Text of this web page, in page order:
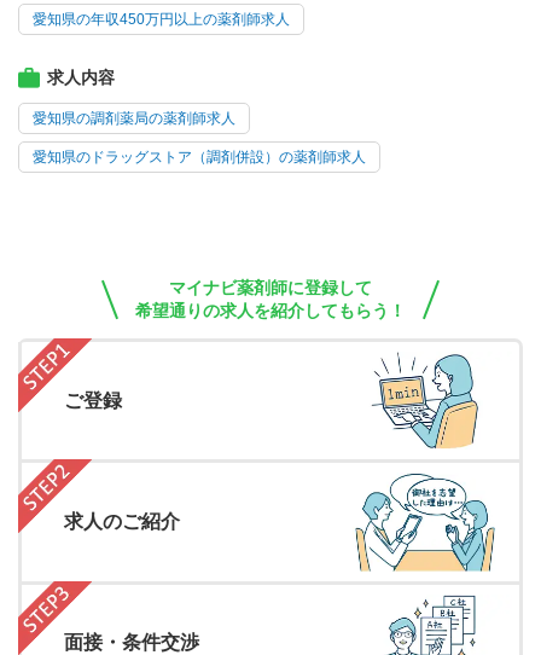
愛知県の年収450万円以上の薬剤師求人
求人内容
愛知県の調剤薬局の薬剤師求人
愛知県のドラッグストア（調剤併設）の薬剤師求人
マイナビ薬剤師に登録して
希望通りの求人を紹介してもらう！
ご登録
求人のご紹介
面接・条件交渉